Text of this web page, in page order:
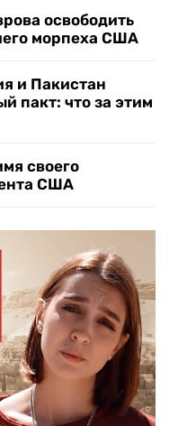
освободить
морпеха США
и Пакистан
пакт: что за этим
своего
США